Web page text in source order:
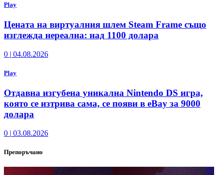
Play
Цената на виртуалния шлем Steam Frame също
изглежда нереална: над 1100 долара
0 | 04.08.2026
Play
Отдавна изгубена уникална Nintendo DS игра,
която се изтрива сама, се появи в eBay за 9000
долара
0 | 03.08.2026
Препоръчано